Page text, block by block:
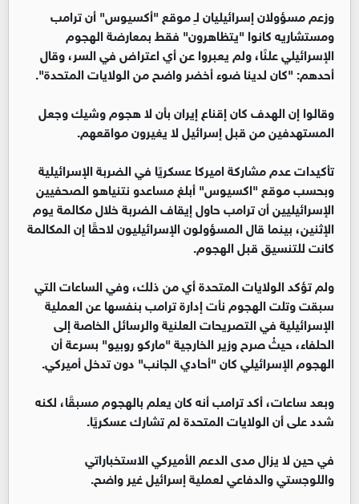
وزعم مسؤولان إسرائيليان لـِ موقع "أكسيوس" أن ترامب
ومستشاريه كانوا "يتظاهرون" فقط بمعارضة الهجوم
الإسرائيلي علنًا، ولم يعبروا عن أي اعتراض في السر، وقال
أحدهم: "كان لدينا ضوء أخضر واضح من الولايات المتحدة".
وقالوا إن الهدف كان إقناع إيران بأن لا هجوم وشيك وجعل
المستهدفين من قبل إسرائيل لا يغيرون مواقعهم.
تأكيدات عدم مشاركة اميركا عسكريًا في الضربة الإسرائيلية
وبحسب موقع "اكسيوس" أبلغ مساعدو نتنياهو الصحفيين
الإسرائيليين أن ترامب حاول إيقاف الضربة خلال مكالمة يوم
الإثنين، بينما قال المسؤولون الإسرائيليون لاحقًا إن المكالمة
كانت للتنسيق قبل الهجوم.
ولم تؤكد الولايات المتحدة أي من ذلك، وفي الساعات التي
سبقت وتلت الهجوم نأت إدارة ترامب بنفسها عن العملية
الإسرائيلية في التصريحات العلنية والرسائل الخاصة إلى
الحلفاء، حيثُ صرح وزير الخارجية "ماركو روبيو" بسرعة أن
الهجوم الإسرائيلي كان "أحادي الجانب" دون تدخل أميركي.
وبعد ساعات، أكد ترامب أنه كان يعلم بالهجوم مسبقًا، لكنه
شدد على أن الولايات المتحدة لم تشارك عسكريًا.
في حين لا يزال مدى الدعم الأميركي الاستخباراتي
واللوجستي والدفاعي لعملية إسرائيل غير واضح.